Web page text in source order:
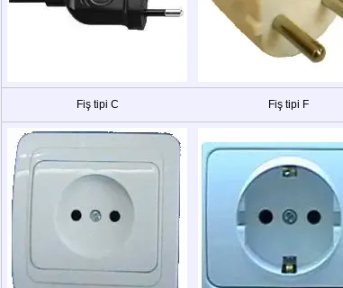
Fiş tipi C Fiş tipi F